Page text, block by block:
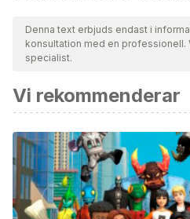
Denna text erbjuds endast i
konsultation med en professionell.
specialist.
Vi rekommenderar